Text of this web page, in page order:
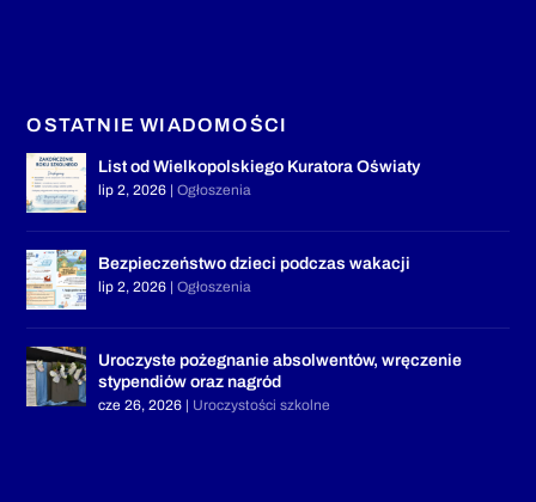
OSTATNIE WIADOMOŚCI
List od Wielkopolskiego Kuratora Oświaty
lip 2, 2026 |Ogłoszenia
Bezpieczeństwo dzieci podczas wakacji
lip 2, 2026 |Ogłoszenia
Uroczyste pożegnanie absolwentów, wręczenie
stypendiów oraz nagród
cze 26, 2026 | Uroczystości szkolne